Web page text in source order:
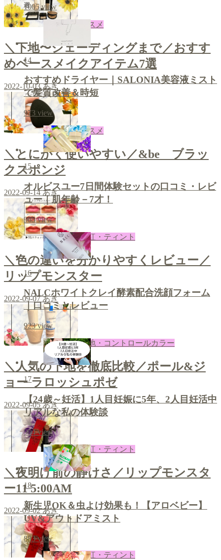
コスメ
＼下地〜シェーディングまで／おすす
めベースメイクアイテム7選
2022-10-03 あき
コスメ
＼とにかく使いやすい／&be ブラッ
クスポンジ
2022-09-14 あき
口紅・ティント
＼色の違いを分かりやすくレビュー／
リップモンスター
2022-09-07 あき
下地・コントロールカラー
＼人気の下地を徹底比較／ポール&ジ
ョー ラロッシュポゼ
2022-09-05 あき
口紅・ティント
＼夜明け前の静けさ／リップモンスタ
ー11 5:00AM
2022-09-02 あき
口紅・ティント
1005view
14
おすすめドライヤー｜SALONIA美容液ミスト
で髪質改善＆時短
973 view
15
オルビスユー7日間体験セットの口コミ・レビ
ュー｜肌年齢－7才！
965view
16
NALCホワイトクレイ酵素配合洗顔フォーム
｜口コミとレビュー
923view
17
【24歳～妊活】1人目妊娠に5年、2人目妊活中
リアルな私の体験談
904view
18
新生児OK＆虫よけ効果も！【アロベビー】
UV&アウトドアミスト
883view